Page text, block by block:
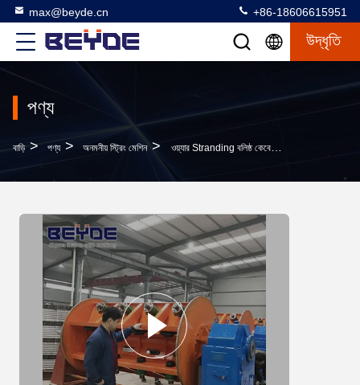
max@beyde.cn +86-18606615951
উদ্ধৃতি
পণ্য
বাড়ি > পণ্য > অনমনীয় স্ট্রিং মেশিন > ওয়্যার Stranding বলিষ্ঠ কেবেল মেশিন 64 রিল লো পাওয়ার শক্তি